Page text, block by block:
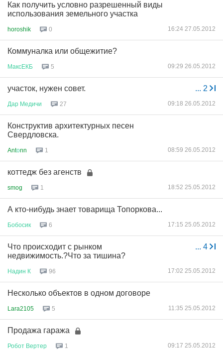
Как получить условно разрешенный виды
использования земельного участка
horoshik 0 16:24 27.05.2012
Коммуналка или общежитие?
МаксЕКБ 5 09:29 26.05.2012
... 2
участок, нужен совет.
Дар Медичи 27 09:18 26.05.2012
Конструктив архитектурных песен
Свердловска.
Antоnn 1 08:59 26.05.2012
коттедж без агенств
smog 1 18:52 25.05.2012
А кто-нибудь знает товарища Топоркова...
Бобосик 6 17:15 25.05.2012
... 4
Что происходит с рынком
недвижимость.?Что за тишина?
Надин К 96 17:02 25.05.2012
Несколько объектов в одном договоре
Lara2105 5 11:35 25.05.2012
Продажа гаража
Робот Вертер 1 09:17 25.05.2012